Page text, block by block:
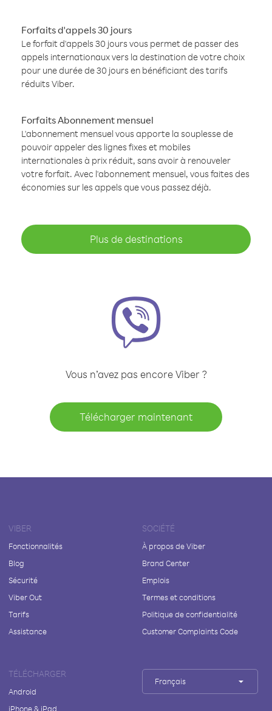
Forfaits d'appels 30 jours
Le forfait d'appels 30 jours vous permet de passer des
appels internationaux vers la destination de votre choix
pour une durée de 30 jours en bénéficiant des tarifs
réduits Viber.
Forfaits Abonnement mensuel
L'abonnement mensuel vous apporte la souplesse de
pouvoir appeler des lignes fixes et mobiles
internationales à prix réduit, sans avoir à renouveler
votre forfait. Avec l'abonnement mensuel, vous faites des
économies sur les appels que vous passez déjà.
Plus de destinations
Vous n’avez pas encore Viber ?
Télécharger maintenant
VIBER
Fonctionnalités
Blog
Sécurité
Viber Out
Tarifs
Assistance
SOCIÉTÉ
À propos de Viber
Brand Center
Emplois
Termes et conditions
Politique de confidentialité
Customer Complaints Code
TÉLÉCHARGER
Android
iPhone & iPad
Français